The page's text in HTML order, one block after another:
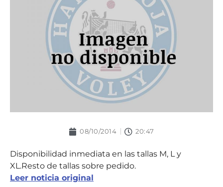
08/10/2014 20:47
Disponibilidad inmediata en las tallas M, L y
XL.Resto de tallas sobre pedido.
Leer noticia original